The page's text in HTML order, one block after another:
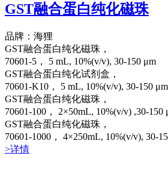
GST融合蛋白纯化磁珠
品牌：海狸
GST融合蛋白纯化磁珠，
70601-5， 5 mL, 10%(v/v), 30-150 μm
GST融合蛋白纯化试剂盒，
70601-K10， 5 mL, 10%(v/v), 30-150 μm
GST融合蛋白纯化磁珠，
70601-100， 2×50mL, 10%(v/v) ,30-150
GST融合蛋白纯化磁珠，
70601-1000， 4×250mL, 10%(v/v), 30-
>详情